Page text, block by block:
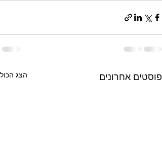
פוסטים אחרונים הצג הכול